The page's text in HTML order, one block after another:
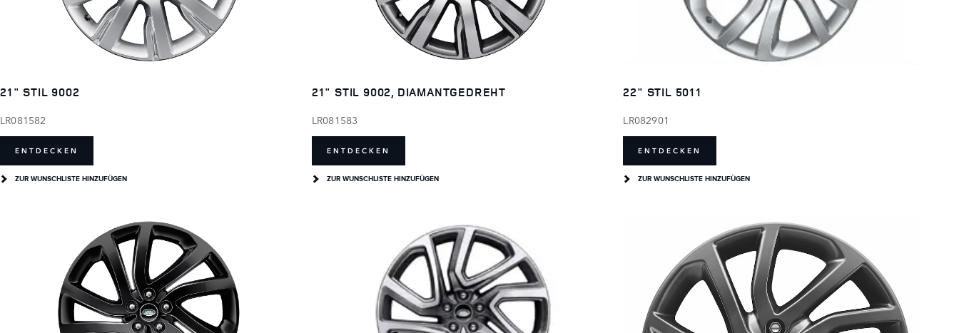
21" STIL 9002
LR081582
ENTDECKEN
ZUR WUNSCHLISTE HINZUFÜGEN
21" STIL 9002, DIAMANTGEDREHT
LR081583
ENTDECKEN
ZUR WUNSCHLISTE HINZUFÜGEN
22" STIL 5011
LR082901
ENTDECKEN
ZUR WUNSCHLISTE HINZUFÜGEN